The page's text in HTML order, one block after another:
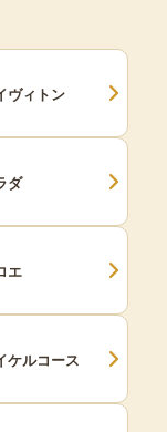
ヴィトン
ダ
エ
ケルコース